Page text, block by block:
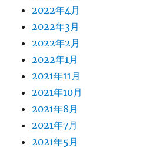
2022年4月
2022年3月
2022年2月
2022年1月
2021年11月
2021年10月
2021年8月
2021年7月
2021年5月